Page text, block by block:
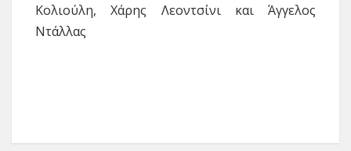
Κολιούλη, Χάρης Λεοντσίνι και Άγγελος
Ντάλλας